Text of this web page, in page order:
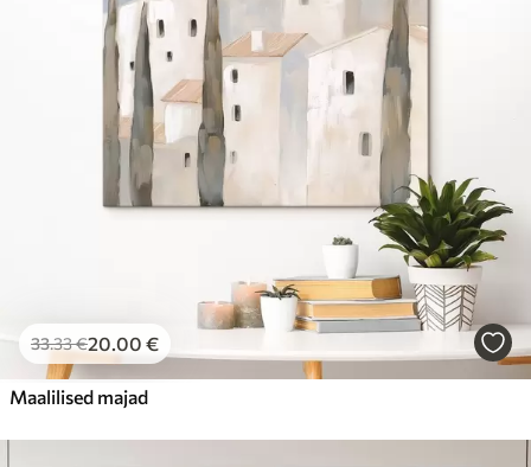
Hind Alates 31.00
33.33€20.00 €
Maalilised majad